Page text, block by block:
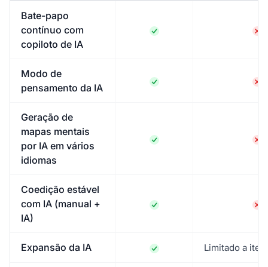
Bate-papo
contínuo com
copiloto de IA
Modo de
pensamento da IA
Geração de
mapas mentais
por IA em vários
idiomas
Coedição estável
com IA (manual +
IA)
Expansão da IA Limitado a